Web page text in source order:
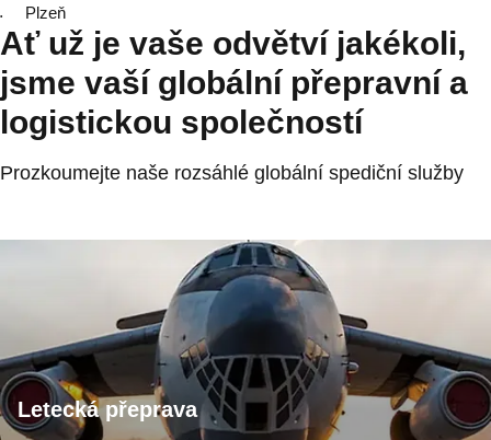
Plzeň
Ať už je vaše odvětví jakékoli,
jsme vaší globální přepravní a
logistickou společností
Prozkoumejte naše rozsáhlé globální spediční služby
Letecká přeprava